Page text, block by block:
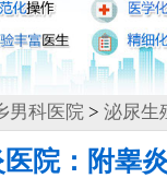
男科医院> 泌尿生
院：附睾